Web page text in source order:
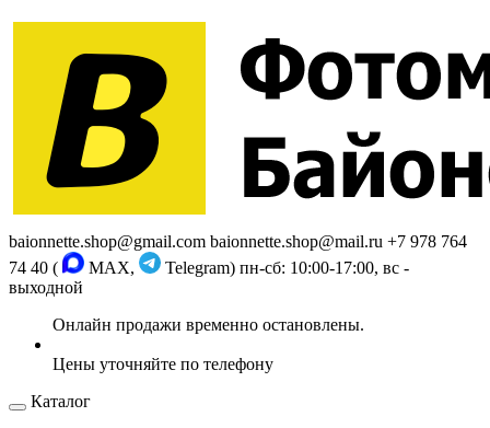
baionnette.shop@gmail.com baionnette.shop@mail.ru +7 978 764
74 40 (
MAX, Telegram) пн-сб: 10:00-17:00, вс -
выходной
Каталог